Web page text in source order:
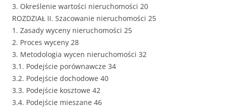
3. Określenie wartości nieruchomości 20
ROZDZIAŁ II. Szacowanie nieruchomości 25
1. Zasady wyceny nieruchomości 25
2. Proces wyceny 28
3. Metodologia wycen nieruchomości 32
3.1. Podejście porównawcze 34
3.2. Podejście dochodowe 40
3.3. Podejście kosztowe 42
3.4. Podejście mieszane 46